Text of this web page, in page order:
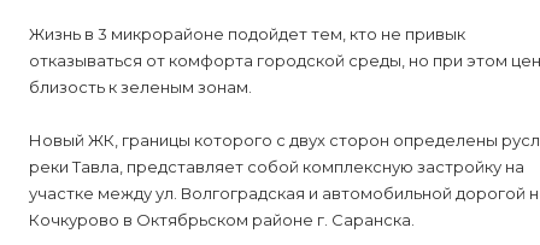
Жизнь в 3 микрорайоне подойдет тем, кто не привык
отказываться от комфорта городской среды, но при этом
близость к зеленым зонам.
Новый ЖК, границы которого с двух сторон определены
реки Тавла, представляет собой комплексную застройку на
участке между ул. Волгоградская и автомобильной дорогой
Кочкурово в Октябрьском районе г. Саранска.